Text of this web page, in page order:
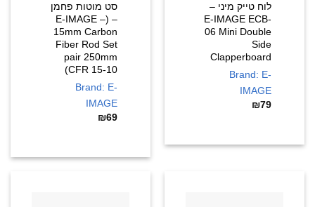
לוח טייק מיני –
E-IMAGE ECB-
06 Mini Double
Side
Clapperboard
Brand: E-
IMAGE
₪79
סט מוטות פחמן
– (E-IMAGE –
15mm Carbon
Fiber Rod Set
pair 250mm
(CFR 15-10
Brand: E-
IMAGE
₪69